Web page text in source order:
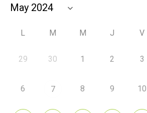
L M M J V
29 30 1 2 3
6 7 8 9 10